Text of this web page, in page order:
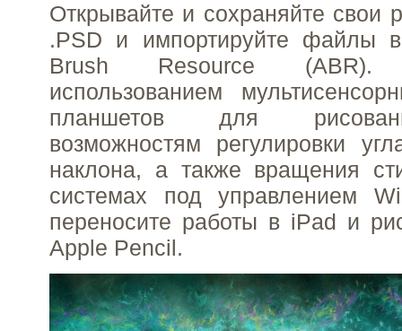
Открывайте и сохраняйте свои
.PSD и импортируйте файлы
Brush Resource (ABR).
использованием
планшетов для
возможностям регулировки
наклона, а также вращения
системах под управлением
переносите работы в iPad и
Apple Pencil.